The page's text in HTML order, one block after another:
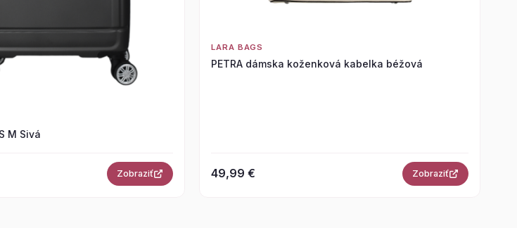
M Sivá
Zobraziť
LARA BAGS
PETRA dámska koženková kabelka béžová
49,99 € Zobraziť